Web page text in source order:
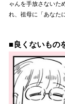
ゃんを手放さないた
れ、祖母に「あなた
■良くないもの